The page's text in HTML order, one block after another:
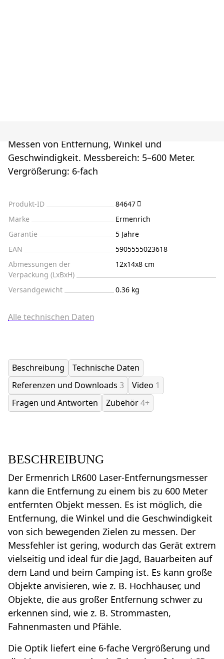
Messen von Entfernung, Winkel und
Geschwindigkeit. Messbereich: 5–600 Meter.
Vergrößerung: 6-fach
Produkt-ID
84647
Marke
Ermenrich
Garantie
5 Jahre
EAN
5905555023618
Abmessungen der
Verpackung (LxBxH)
12x14x8 cm
Versandgewicht 0.36 kg
Alle technischen Daten
Beschreibung
Technische Daten
Referenzen und Downloads 3 Video 1
Fragen und Antworten
Zubehör4+
BESCHREIBUNG
Der Ermenrich LR600 Laser-Entfernungsmesser
kann die Entfernung zu einem bis zu 600 Meter
entfernten Objekt messen. Es ist möglich, die
Entfernung, die Winkel und die Geschwindigkeit
von sich bewegenden Zielen zu messen. Der
Messfehler ist gering, wodurch das Gerät extrem
vielseitig und ideal für die Jagd, Bauarbeiten auf
dem Land und beim Camping ist. Es kann große
Objekte anvisieren, wie z. B. Hochhäuser, und
Objekte, die aus großer Entfernung schwer zu
erkennen sind, wie z. B. Strommasten,
Fahnenmasten und Pfähle.
Die Optik liefert eine 6-fache Vergrößerung und